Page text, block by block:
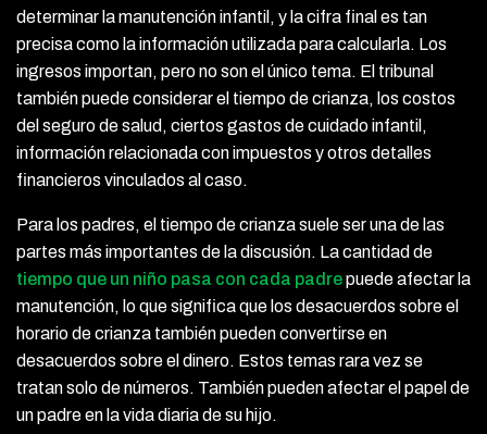
determinar la manutención infantil, y la cifra final es tan
precisa como la información utilizada para calcularla. Los
ingresos importan, pero no son el único tema. El tribunal
también puede considerar el tiempo de crianza, los costos
del seguro de salud, ciertos gastos de cuidado infantil,
información relacionada con impuestos y otros detalles
financieros vinculados al caso.
Para los padres, el tiempo de crianza suele ser una de las
partes más importantes de la discusión. La cantidad de
tiempo que un niño pasa con cada padrepuede afectar la
manutención, lo que significa que los desacuerdos sobre el
horario de crianza también pueden convertirse en
desacuerdos sobre el dinero. Estos temas rara vez se
tratan solo de números. También pueden afectar el papel de
un padre en la vida diaria de su hijo.